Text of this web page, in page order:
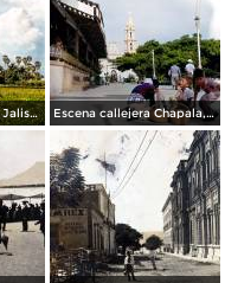
Panorama .Chapala, Jalisco 1961. Escena callejera Chapala, Jalisco 1961..